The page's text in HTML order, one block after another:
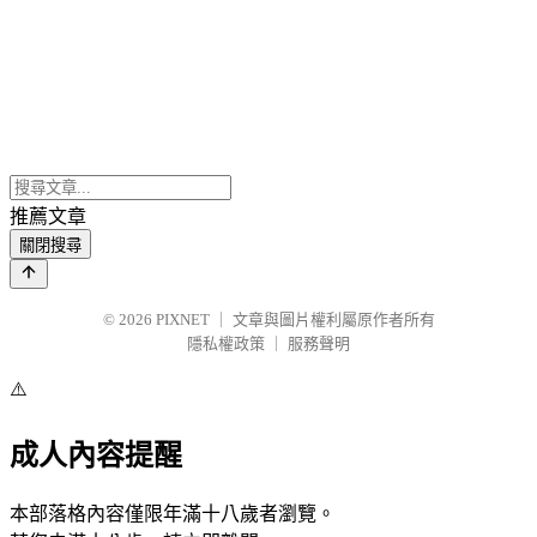
推薦文章
關閉搜尋
© 2026 PIXNET
文章與圖片權利屬原作者所有
隱私權政策
服務聲明
⚠️
成人內容提醒
本部落格內容僅限年滿十八歲者瀏覽。